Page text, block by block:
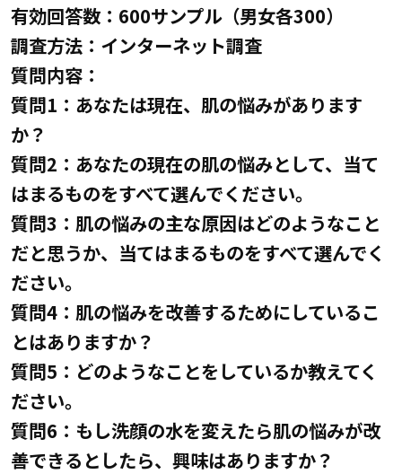
有効回答数：600サンプル（男女各300）
調査方法：インターネット調査
質問内容：
質問1：あなたは現在、肌の悩みがあります
か？
質問2：あなたの現在の肌の悩みとして、当て
はまるものをすべて選んでください。
質問3：肌の悩みの主な原因はどのようなこと
だと思うか、当てはまるものをすべて選んでく
ださい。
質問4：肌の悩みを改善するためにしているこ
とはありますか？
質問5：どのようなことをしているか教えてく
ださい。
質問6：もし洗顔の水を変えたら肌の悩みが改
善できるとしたら、興味はありますか？